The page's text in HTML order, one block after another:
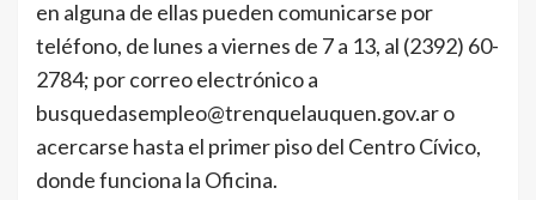
en alguna de ellas pueden comunicarse por
teléfono, de lunes a viernes de 7 a 13, al (2392) 60-
2784; por correo electrónico a
busquedasempleo@trenquelauquen.gov.ar o
acercarse hasta el primer piso del Centro Cívico,
donde funciona la Oficina.